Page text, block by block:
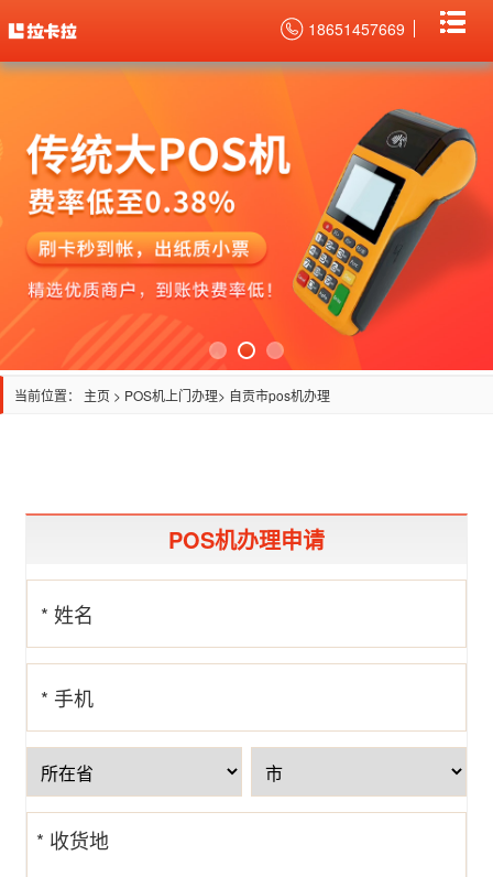
18651457669
当前位置： 主页 > POS机上门办理> 自贡市pos机办理
POS机办理申请
* 姓名
* 手机
号
* 收货地